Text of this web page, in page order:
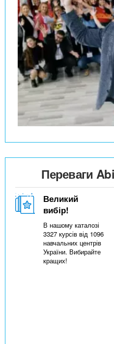
Переваги
Великий
вибір!
В нашому каталозі
3327 курсів від 1096
навчальних центрів
України. Вибирайте
кращих!